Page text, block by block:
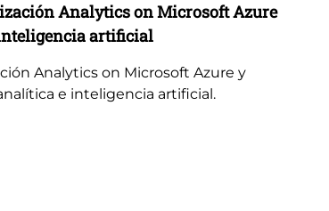
Analytics on Microsoft Azure
artificial
Analytics on Microsoft Azure y
e inteligencia artificial.